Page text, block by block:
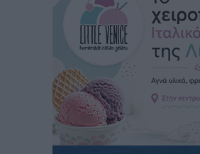
Καιρός: Επιμένουν οι υψηλές
μελτέμια έως 9 μποφόρ, σε «Red
Τοπικές Ειδήσεις πριν 6 ώρες
Τα φοιτητικά ενοίκια «τινάζουν
οικογενειακούς προϋπολογισμούς
Ειδήσεις• πριν 6 ώρες